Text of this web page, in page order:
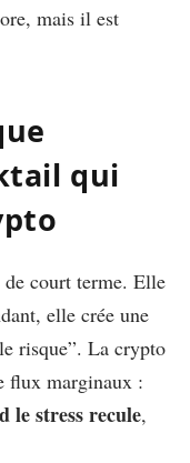
mais il est
qui
court terme. Elle
elle crée une
risque”. La crypto
flux marginaux :
le stress recule,